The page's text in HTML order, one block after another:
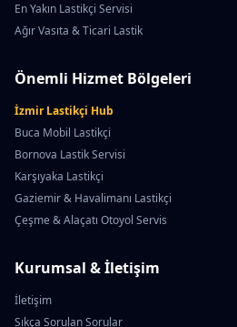
En Yakın Lastikçi Servisi
Ağır Vasıta & Ticari Lastik
Önemli Hizmet Bölgeleri
İzmir Lastikçi Hub
Buca Mobil Lastikçi
Bornova Lastik Servisi
Karşıyaka Lastikçi
Gaziemir & Havalimanı Lastikçi
Çeşme & Alaçatı Otoyol Servis
Kurumsal & İletişim
İletişim
Sıkça Sorulan Sorular